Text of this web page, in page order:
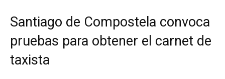
Santiago de Compostela convoca
pruebas para obtener el carnet de
taxista